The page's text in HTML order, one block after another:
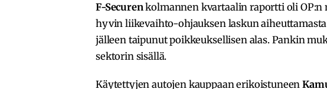
F-Securen kolmannen kvartaalin raportti oli OP:n
hyvin liikevaihto-ohjauksen laskun
jälleen taipunut poikkeuksellisen alas. Pankin
sektorin sisällä.
Käytettyjen autojen kauppaan erikoistuneen